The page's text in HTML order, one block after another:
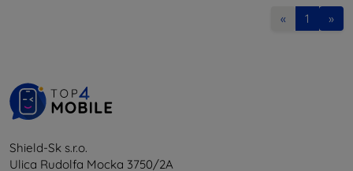
« 1 »
Shield-Sk s.r.o.
Ulica Rudolfa Mocka 3750/2A